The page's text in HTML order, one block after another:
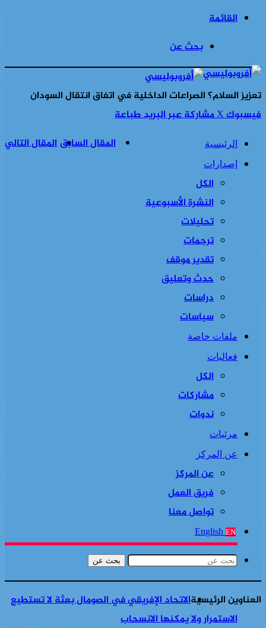
القائمة
بحث عن
تعزيز السلام؟ الصراعات الداخلية في اتفاق انتقال السودان
فيسبوك‫Xمشاركة عبر البريدطباعة
المقال السابقالمقال التالي
الرئيسية
إصدارات
الكل
النشرة الأسبوعية
تحليلات
ترجمات
تقدير موقف
حدث وتعليق
دراسات
سياسات
ملفات خاصة
فعاليات
الكل
مشاركات
ندوات
مرئيات
عن المركز
عن المركز
فريق العمل
تواصل معنا
English EN
بحث عن
العناوين الرئيسيةالاتحاد الإفريقي في الصومال بعثة لا تستطيع
الاستمرار ولا يمكنها الانسحاب